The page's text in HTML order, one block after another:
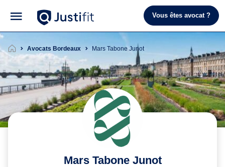
Vous êtes avocat ?
Avocats Bordeaux Mars Tabone Junot
Mars Tabone Junot